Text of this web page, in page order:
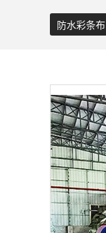
防水彩条布